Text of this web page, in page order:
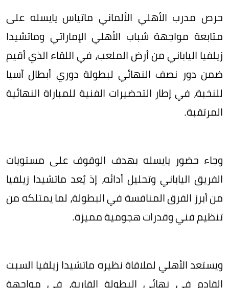
حرص مدرب الأهلي الألماني ماتياس يايسله على
متابعة مواجهة شباب الأهلي الإماراتي وماتشيدا
زيلفيا الياباني من أرض الملعب، في اللقاء الذي أقيم
ضمن دور نصف النهائي لبطولة دوري أبطال آسيا
للنخبة، في إطار التحضيرات الفنية للمباراة النهائية
المرتقبة.
وجاء حضور يايسله بهدف الوقوف على مستويات
الفريق الياباني وتحليل أدائه، إذ يُعد ماتشيدا زيلفيا
من أبرز الفرق المنافسة في البطولة، لما يمتلكه من
تنظيم فني وقدرات هجومية مميزة.
ويستعد الأهلي لملاقاة نظيره ماتشيدا زيلفيا السبت
القادم في نهائي البطولة القارية، في مواجهة